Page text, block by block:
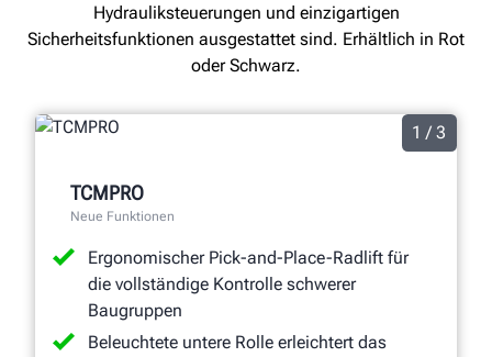
Hydrauliksteuerungen und einzigartigen
Sicherheitsfunktionen ausgestattet sind. Erhältlich in Rot
oder Schwarz.
1 / 3
TCMPRO
Neue Funktionen
Ergonomischer Pick-and-Place-Radlift für
die vollständige Kontrolle schwerer
Baugruppen
Beleuchtete untere Rolle erleichtert das